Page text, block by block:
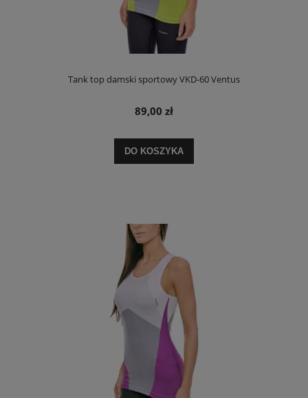
Tank top damski sportowy VKD-60 Ventus
89,00 zł
DO KOSZYKA